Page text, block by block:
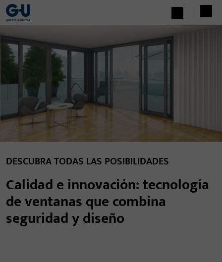
DESCUBRA TODAS LAS POSIBILIDADES
Calidad e innovación: tecnología
de ventanas que combina
seguridad y diseño